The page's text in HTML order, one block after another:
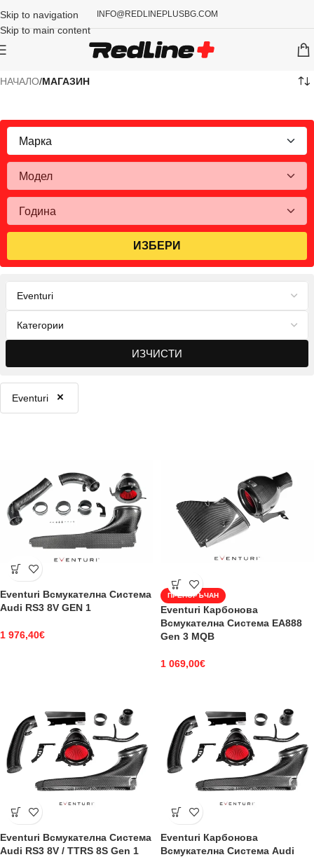
Skip to navigation
Skip to main content
INFO@REDLINEPLUSBG.COM
НАЧАЛО/МАГАЗИН
ИЗБЕРИ
ИЗЧИСТИ
Eventuri ×
Eventuri Всмукателна Система
Audi RS3 8V GEN 1
1 976,40€
ПРЕПОРЪЧАН
Eventuri Карбонова
Всмукателна Система EA888
Gen 3 MQB
1 069,00€
Eventuri Всмукателна Система
Audi RS3 8V / TTRS 8S Gen 1
Eventuri Карбонова
Всмукателна Система Audi